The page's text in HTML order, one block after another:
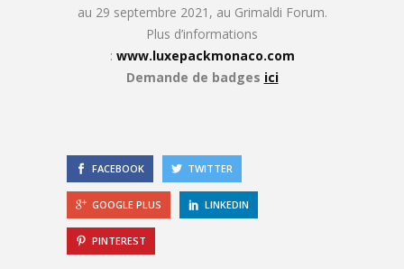
au 29 septembre 2021, au Grimaldi Forum.
Plus d’informations
: www.luxepackmonaco.com
Demande de badges ici
FACEBOOK TWITTER
GOOGLE PLUS LINKEDIN
PINTEREST